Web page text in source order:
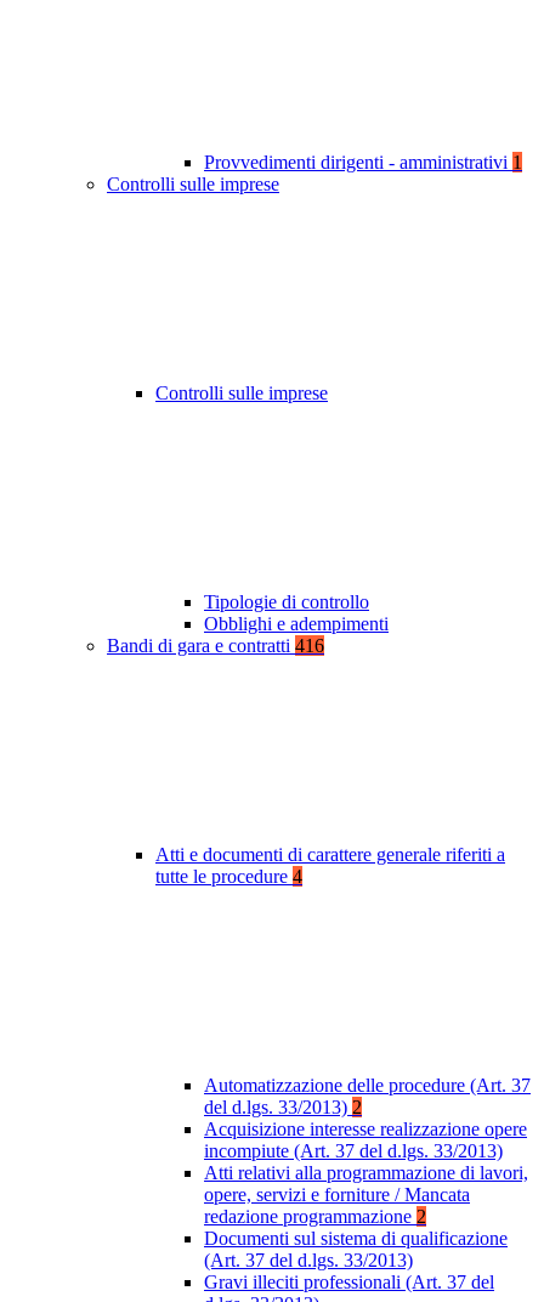
Provvedimenti dirigenti - amministrativi 1
Controlli sulle imprese
Controlli sulle imprese
Tipologie di controllo
Obblighi e adempimenti
Bandi di gara e contratti 416
Atti e documenti di carattere generale riferiti a
tutte le procedure 4
Automatizzazione delle procedure (Art. 37
del d.lgs. 33/2013) 2
Acquisizione interesse realizzazione opere
incompiute (Art. 37 del d.lgs. 33/2013)
Atti relativi alla programmazione di lavori,
opere, servizi e forniture / Mancata
redazione programmazione 2
Documenti sul sistema di qualificazione
(Art. 37 del d.lgs. 33/2013)
Gravi illeciti professionali (Art. 37 del